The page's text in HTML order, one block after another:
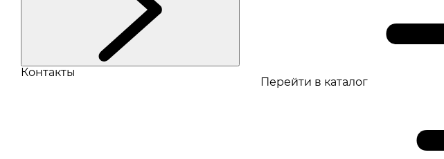
Контакты
Перейти в каталог